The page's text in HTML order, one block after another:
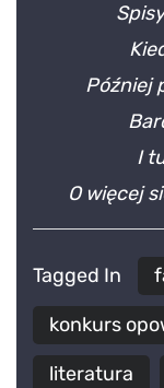
Później
I
O więcej
Tagged In
konkurs
literatura